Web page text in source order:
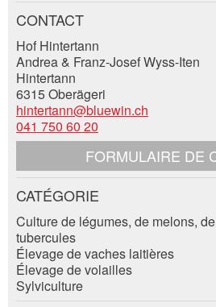
Commentaires généraux
Cette annonce n'est plus
Annonce incomplète
Nachricht
* Saisie nécessaire
RECOMMANDER
Fermer
Date de l'événement *:
Nombre de participants *:
Prénom / Nom *:
Entreprise / organisation:
Complément d'adresse:
Rue et N° *:
CONTACT
Hof Hintertann
Andrea & Franz-Josef Wyss-Iten
Hintertann
6315 Oberägeri
hintertann@bluewin.ch
041 750 60 20
FORMULAIRE DE
Contact
Composez un message à la
contact pour cette annonce .
CATÉGORIE
Culture de légumes, de melons,
tubercules
Élevage de vaches laitières
Élevage de volailles
Sylviculture